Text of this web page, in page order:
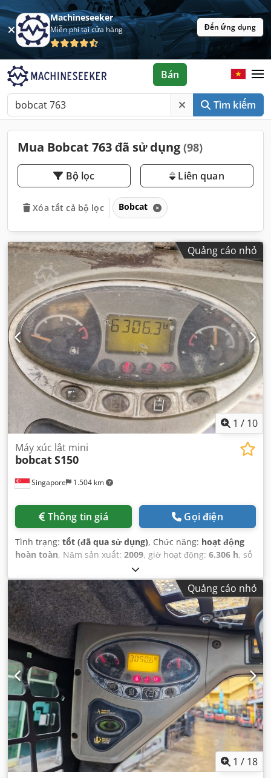
Machineseeker
Miễn phí tại cửa hàng Đến ứng dụng
Tìm kiếm
Bán
Mua Bobcat 763 đã sử dụng (98)
Bộ lọc Liên quan
Xóa tất cả bộ lọc Bobcat
Quảng cáo nhỏ
1 / 10
Singapore 1.504 km
Máy xúc lật mini
bobcatS150
Thông tin giá Gọi điện
Tình trạng: tốt (đã qua sử dụng), Chức năng: hoạt động
hoàn toàn, Năm sản xuất: 2009, giờ hoạt động: 6.306 h, số
A3L135221,
Quảng cáo nhỏ
1 / 18